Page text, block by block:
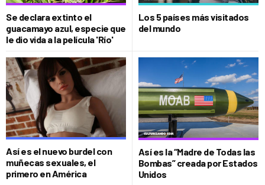
Se declara extinto el
guacamayo azul, especie que
le dio vida a la película 'Río'
Los 5 países más visitados
del mundo
Así es el nuevo burdel con
muñecas sexuales, el
primero en América
Así es la “Madre de Todas las
Bombas” creada por Estados
Unidos